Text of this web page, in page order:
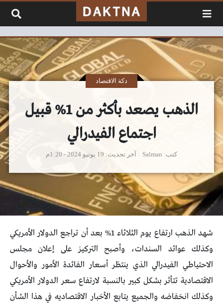
الذهب يصعد بأكثر من 1% قبيل
اجتماع الفيدرالي
كتب Salman
دكة الاقتصاد
آخر تحديث 19 يونيو 2024 - 1:20م
شهد الذهب ارتفاع يوم الثلاثاء 1% بعد أن تراجع الدولار الأمريكي
وكذلك عوائد السندات، وأصبح التركيز على إعلان مجلس
الاحتياطي الفيدرالي الذي ينتظر أسعار الفائدة الأمور والأحوال
الاقتصادية تتأثر بشكل كبير بالنسبة لارتفاع سعر الدولار الأمريكي
وكذلك انخفاضه والجميع يتابع الأخبار الاقتصاديه في هذا الشأن